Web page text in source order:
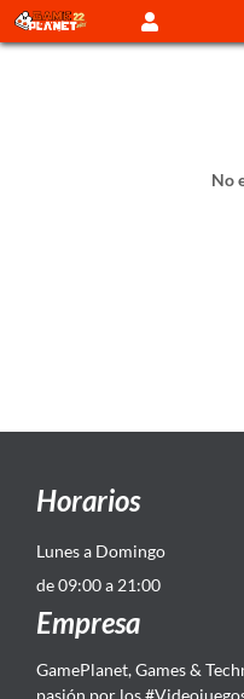
No
Horarios
Lunes a Domingo
de 09:00 a 21:00
Empresa
GamePlanet, Games &
pasión por los